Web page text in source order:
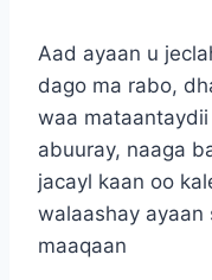
Aad ayaan u
dago ma rabo,
waa
abuuray, naaga
jacayl kaan oo
walaashay ayaan
maaqaan